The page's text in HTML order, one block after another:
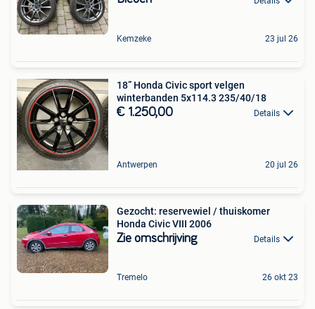
Kemzeke 23 jul 26
18” Honda Civic sport velgen
winterbanden 5x114.3 235/40/18
€ 1.250,00 Details
Antwerpen 20 jul 26
Gezocht: reservewiel / thuiskomer
Honda Civic VIII 2006
Zie omschrijving Details
Tremelo 26 okt 23